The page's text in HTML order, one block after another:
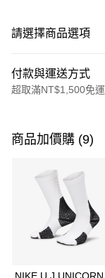
請選擇商品選項
付款與運送方式
超取滿NT$1,500免運
信用卡一次付款
3 期 0 利率 每期
合作金庫商業銀行
華南商業銀行
上海商業儲蓄銀行
Apple Pay
商品加價購 (9)
NIKE U J UNICORN